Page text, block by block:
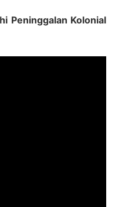
Peninggalan Kolonial